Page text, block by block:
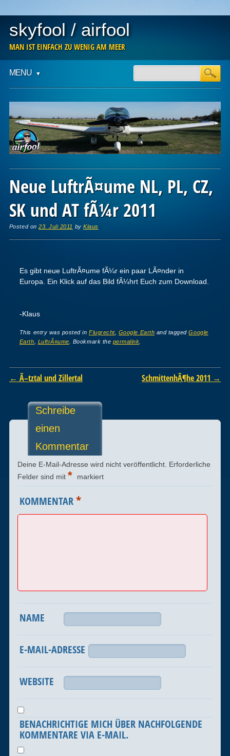
skyfool / airfool
MAN IST EINFACH ZU WENIG AM MEER
Main menu
content
MENU
Neue LuftrÃ¤ume NL, PL, CZ,
SK und AT fÃ¼r 2011
Posted on23. Juli 2011 byKlaus
Es gibt neue LuftrÃ¤ume fÃ¼r ein paar LÃ¤nder in
Europa. Ein Klick auf das Bild fÃ¼hrt Euch zum Download.
-Klaus
This entry was posted inFlugrecht, Google Earth and taggedGoogle
Earth
LuftrÃ¤ume . Bookmark the permalink
Post navigation
← Ã–tztal und Zillertal SchmittenhÃ¶he 2011 →
Schreibe
einen
Kommentar
Deine E-Mail-Adresse wird nicht veröffentlicht. Erforderliche
Felder sind mit * markiert
KOMMENTAR*
NAME
E-MAIL-ADRESSE
WEBSITE
BENACHRICHTIGE MICH ÜBER NACHFOLGENDE
KOMMENTARE VIA E-MAIL.